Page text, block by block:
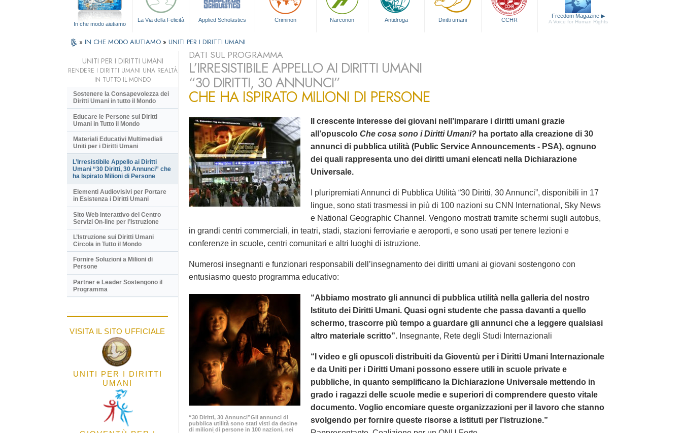
In che modo aiutiamo
La Via della Felicità Applied Scholastics Criminon Narconon Antidroga Diritti umani CCHR
Freedom Magazine ▶
A Voice for Human Rights
» IN CHE MODO AIUTIAMO » UNITI PER I DIRITTI UMANI
DATI SUL PROGRAMMA
L’IRRESISTIBILE APPELLO AI DIRITTI UMANI
“30 DIRITTI, 30 ANNUNCI”
CHE HA ISPIRATO MILIONI DI PERSONE
Il crescente interesse dei giovani nell’imparare i diritti umani grazie
all’opuscolo Che cosa sono i Diritti Umani? ha portato alla creazione di 30
annunci di pubblica utilità (Public Service Announcements - PSA), ognuno
dei quali rappresenta uno dei diritti umani elencati nella Dichiarazione
Universale.
I pluripremiati Annunci di Pubblica Utilità “30 Diritti, 30 Annunci”, disponibili in 17
lingue, sono stati trasmessi in più di 100 nazioni su CNN International, Sky News
e National Geographic Channel. Vengono mostrati tramite schermi sugli autobus,
in grandi centri commerciali, in teatri, stadi, stazioni ferroviarie e aeroporti, e sono usati per tenere lezioni e
conferenze in scuole, centri comunitari e altri luoghi di istruzione.
Numerosi insegnanti e funzionari responsabili dell’insegnamento dei diritti umani ai giovani sostengono con
entusiasmo questo programma educativo:
“30 Diritti, 30 Annunci”Gli annunci di
pubblica utilità sono stati visti da decine
di milioni di persone in 100 nazioni, nei
“Abbiamo mostrato gli annunci di pubblica utilità nella galleria del nostro
Istituto dei Diritti Umani. Quasi ogni studente che passa davanti a quello
schermo, trascorre più tempo a guardare gli annunci che a leggere qualsiasi
altro materiale scritto”. Insegnante, Rete degli Studi Internazionali
“I video e gli opuscoli distribuiti da Gioventù per i Diritti Umani Internazionale
e da Uniti per i Diritti Umani possono essere utili in scuole private e
pubbliche, in quanto semplificano la Dichiarazione Universale mettendo in
grado i ragazzi delle scuole medie e superiori di comprendere questo vitale
documento. Voglio encomiare queste organizzazioni per il lavoro che stanno
svolgendo per fornire queste risorse a istituti per l’istruzione.”
UNITI PER I DIRITTI UMANI
RENDERE I DIRITTI UMANI UNA REALTÀ
IN TUTTO IL MONDO
Sostenere la Consapevolezza dei
Diritti Umani in tutto il Mondo
Educare le Persone sui Diritti
Umani in Tutto il Mondo
Materiali Educativi Multimediali
Uniti per i Diritti Umani
L’Irresistibile Appello ai Diritti
Umani “30 Diritti, 30 Annunci” che
ha Ispirato Milioni di Persone
Elementi Audiovisivi per Portare
in Esistenza i Diritti Umani
Sito Web Interattivo del Centro
Servizi On-line per l’Istruzione
L’Istruzione sui Diritti Umani
Circola in Tutto il Mondo
Fornire Soluzioni a Milioni di
Persone
Partner e Leader Sostengono il
Programma
VISITA IL SITO UFFICIALE
UNITI PER I DIRITTI
UMANI